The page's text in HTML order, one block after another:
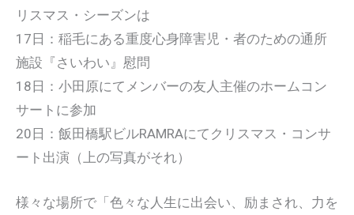
リスマス・シーズンは
17日：稲毛にある重度心身障害児・者のための通所
施設『さいわい』慰問
18日：小田原にてメンバーの友人主催のホームコン
サートに参加
20日：飯田橋駅ビルRAMRAにてクリスマス・コンサ
ート出演（上の写真がそれ）
様々な場所で「色々な人生に出会い、励まされ、力を